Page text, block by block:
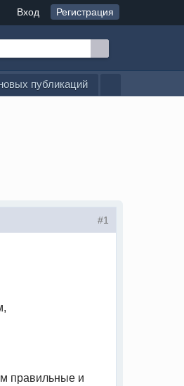
Вход Регистрация
публикаций
#1
правильные и